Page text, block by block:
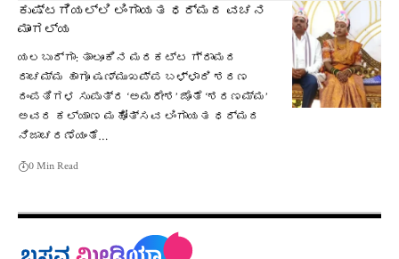
ಕುಷ್ಟಗಿಯಲ್ಲಿ ಲಿಂಗಾಯತ ಧರ್ಮದ ವಚನ
ಮಾಂಗಲ್ಯ
ಯಲಬುರ್ಗಾ: ತಾಲೂಕಿನ ಮರಕಟ್ಟ ಗ್ರಾಮದ
ರಾಚಮ್ಮ ಹಾಗೂ ಷಣ್ಮುಖಪ್ಪ ಬಳ್ಳಾರಿ ಶರಣ
ದಂಪತಿಗಳ ಸುಪುತ್ರ ‘ಅಮರೇಶ’ ಜೊತೆ ‘ಶರಣಮ್ಮ’
ಅವರ ಕಲ್ಯಾಣ ಮಹೋತ್ಸವ ಲಿಂಗಾಯತ ಧರ್ಮದ
ನಿಜಾಚರಣೆಯಂತೆ…
0 Min Read